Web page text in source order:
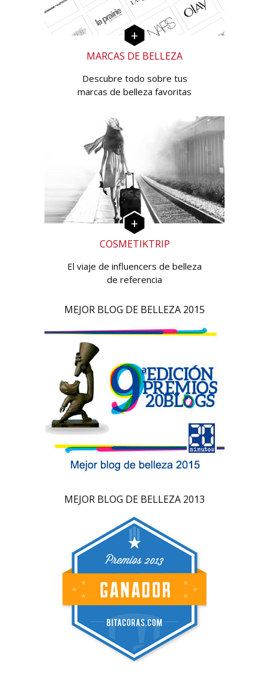
MARCAS DE BELLEZA
Descubre todo sobre tus
marcas de belleza favoritas
COSMETIKTRIP
El viaje de influencers de belleza
de referencia
MEJOR BLOG DE BELLEZA 2015
MEJOR BLOG DE BELLEZA 2013